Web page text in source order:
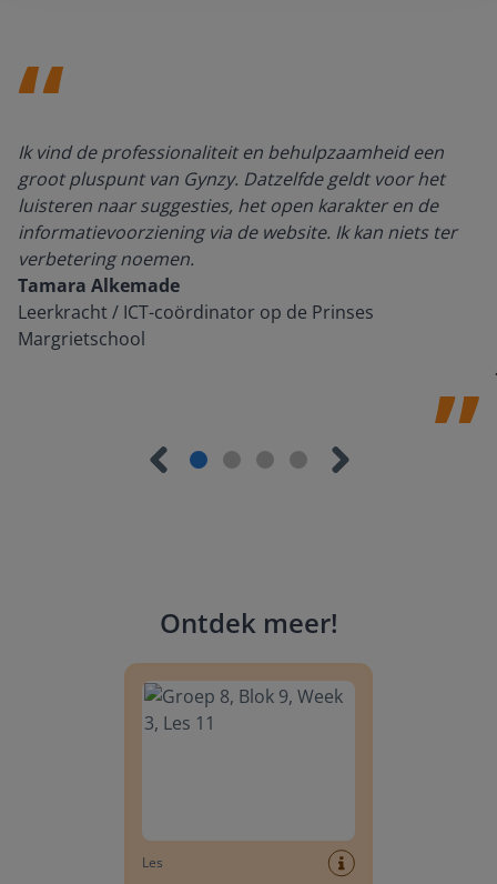
Ik vind de professionaliteit en behulpzaamheid een
groot pluspunt van Gynzy. Datzelfde geldt voor het
luisteren naar suggesties, het open karakter en de
informatievoorziening via de website. Ik kan niets ter
verbetering noemen.
Tamara Alkemade
Leerkracht / ICT-coördinator op de Prinses
Margrietschool
Ontdek meer!
Les